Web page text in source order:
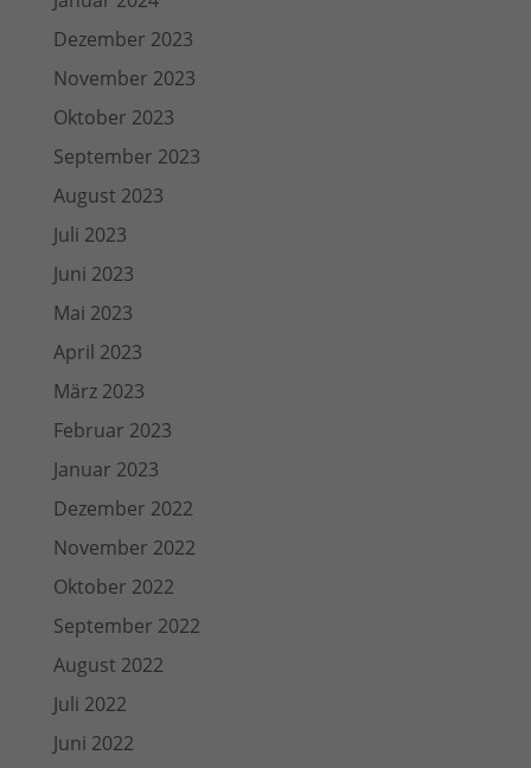
Dezember 2023
November 2023
Oktober 2023
September 2023
August 2023
Juli 2023
Juni 2023
Mai 2023
April 2023
März 2023
Februar 2023
Januar 2023
Dezember 2022
November 2022
Oktober 2022
September 2022
August 2022
Juli 2022
Juni 2022